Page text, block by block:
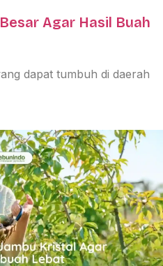
Agar Hasil Buah
dapat tumbuh di daerah